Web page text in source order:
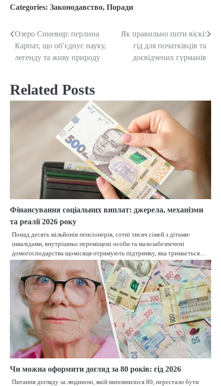
Categories: Законодавство, Поради
Post
navigation
Озеро Синевир: перлина
Карпат, що об’єднує науку,
легенду та живу природу
Як правильно пити віскі:
гід для початківців та
досвідчених гурманів
Related Posts
Фінансування соціальних виплат: джерела, механізми
та реалії 2026 року
Понад десять мільйонів пенсіонерів, сотні тисяч сімей з дітьми-
інвалідами, внутрішньо переміщені особи та малозабезпечені
домогосподарства щомісяця отримують підтримку, яка тримається…
Чи можна оформити догляд за 80 років: гід 2026
Питання догляду за людиною, якій виповнилося 80, перестало бути